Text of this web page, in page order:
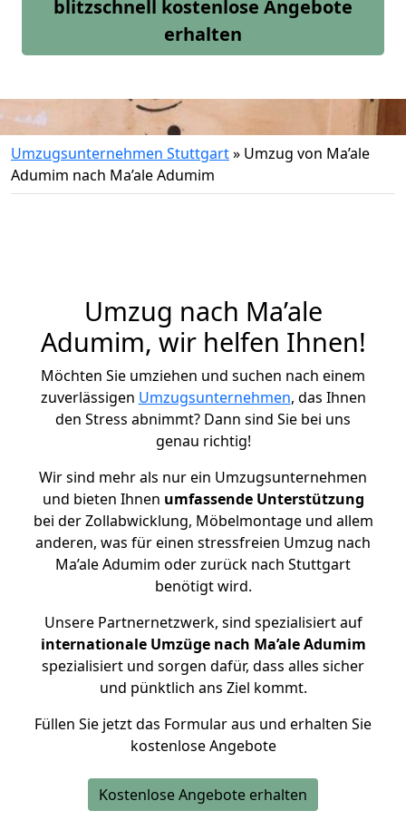
blitzschnell kostenlose Angebote
erhalten
Umzugsunternehmen Stuttgart» Umzug von Ma’ale
Adumim nach Ma’ale Adumim
Umzug nach Ma’ale
Adumim, wir helfen Ihnen!
Möchten Sie umziehen und suchen nach einem
zuverlässigen Umzugsunternehmen, das Ihnen
den Stress abnimmt? Dann sind Sie bei uns
genau richtig!
Wir sind mehr als nur ein Umzugsunternehmen
und bieten Ihnen umfassende Unterstützung
bei der Zollabwicklung, Möbelmontage und allem
anderen, was für einen stressfreien Umzug nach
Ma’ale Adumim oder zurück nach Stuttgart
benötigt wird.
Unsere Partnernetzwerk, sind spezialisiert auf
internationale Umzüge nach Ma’ale Adumim
spezialisiert und sorgen dafür, dass alles sicher
und pünktlich ans Ziel kommt.
Füllen Sie jetzt das Formular aus und erhalten Sie
kostenlose Angebote
Kostenlose Angebote erhalten